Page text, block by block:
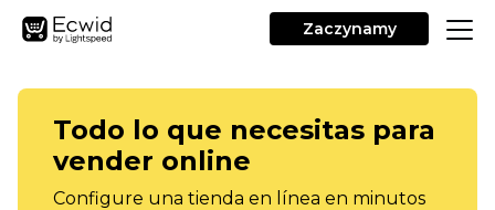
Zaczynamy
Todo lo que necesitas para
vender online
Configure una tienda en línea en minutos